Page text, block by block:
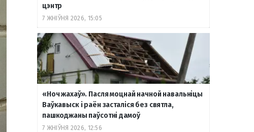
цэнтр
7 ЖНІЎНЯ 2026, 15:05
«Ноч жахаў». Пасля моцнай начной навальніцы
Ваўкавыск і раён засталіся без святла,
пашкоджаны паўсотні дамоў
7 ЖНІЎНЯ 2026, 12:56